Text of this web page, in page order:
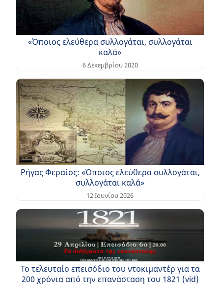
«Όποιος ελεύθερα συλλογάται, συλλογάται
καλά»
6 Δεκεμβρίου 2020
Ρήγας Φεραίος: «Όποιος ελεύθερα συλλογάται,
συλλογάται καλά»
12 Ιουνίου 2026
Το τελευταίο επεισόδιο του ντοκιμαντέρ για τα
200 χρόνια από την επανάσταση του 1821 (vid)